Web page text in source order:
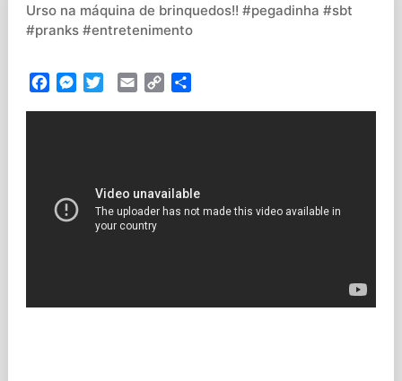
Urso na máquina de brinquedos!! #pegadinha #sbt
#pranks #entretenimento
FacebookMessenger
TwitterEmail Copy